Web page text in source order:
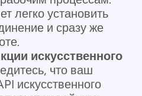
легко установить
и сразу же
искусственного
что ваш
искусственного